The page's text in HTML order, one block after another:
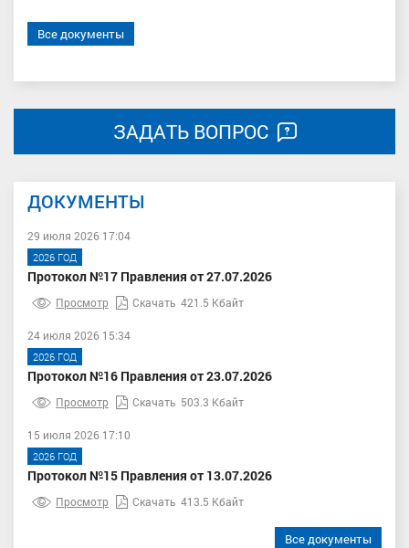
Все документы
ЗАДАТЬ ВОПРОС
ДОКУМЕНТЫ
29 июля 2026 17:04
2026 ГОД
Протокол №17 Правления от 27.07.2026
Просмотр Скачать 421.5 Кбайт
24 июля 2026 15:34
2026 ГОД
Протокол №16 Правления от 23.07.2026
Просмотр Скачать 503.3 Кбайт
15 июля 2026 17:10
2026 ГОД
Протокол №15 Правления от 13.07.2026
Просмотр Скачать 413.5 Кбайт
Все документы